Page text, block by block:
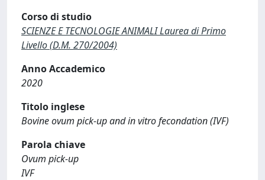
Corso di studio
SCIENZE E TECNOLOGIE ANIMALI Laurea di Primo
Livello (D.M. 270/2004)
Anno Accademico
2020
Titolo inglese
Bovine ovum pick-up and in vitro fecondation (IVF)
Parola chiave
Ovum pick-up
IVF